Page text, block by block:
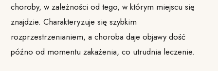
choroby, w zależności od tego, w którym miejscu się
znajdzie. Charakteryzuje się szybkim
rozprzestrzenianiem, a choroba daje objawy dość
późno od momentu zakażenia, co utrudnia leczenie.